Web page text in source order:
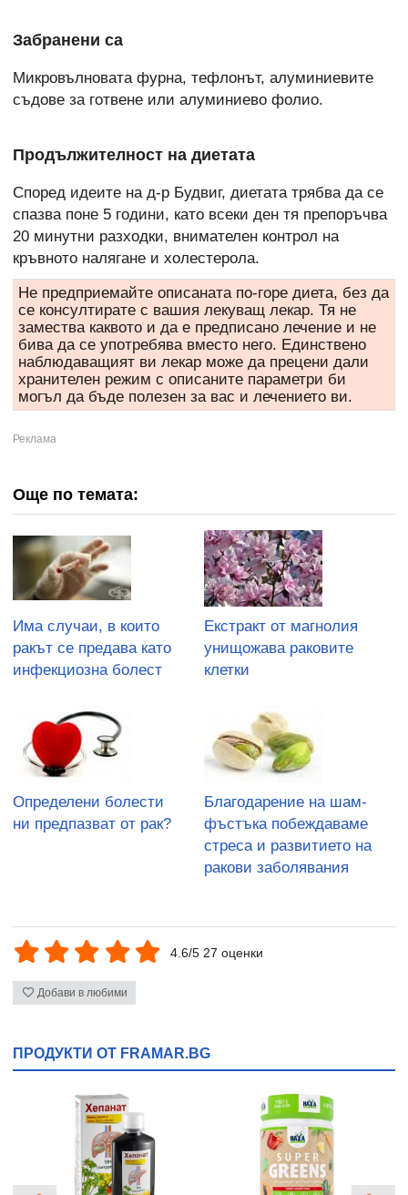
Забранени са
Микровълновата фурна, тефлонът, алуминиевите
съдове за готвене или алуминиево фолио.
Продължителност на диетата
Според идеите на д-р Будвиг, диетата трябва да се
спазва поне 5 години, като всеки ден тя препоръчва
20 минутни разходки, внимателен контрол на
кръвното налягане и холестерола.
Не предприемайте описаната по-горе диета, без да
се консултирате с вашия лекуващ лекар. Тя не
замества каквото и да е предписано лечение и не
бива да се употребява вместо него. Единствено
наблюдаващият ви лекар може да прецени дали
хранителен режим с описаните параметри би
могъл да бъде полезен за вас и лечението ви.
Още по темата:
Има случаи, в които
ракът се предава като
инфекциозна болест
Екстракт от магнолия
унищожава раковите
клетки
Определени болести
ни предпазват от рак?
Благодарение на шам-
фъстъка побеждаваме
стреса и развитието на
ракови заболявания
4.6/5 27 оценки
Добави в любими
ПРОДУКТИ ОТ FRAMAR.BG